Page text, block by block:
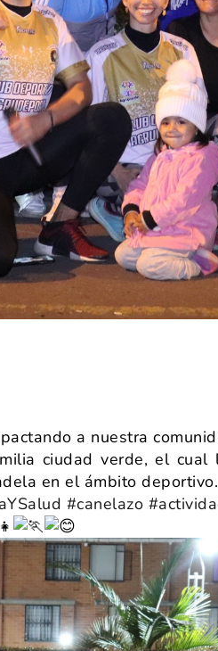
a nuestra
ciudad verde, el cual
en el ámbito deportivo.
#canelazo